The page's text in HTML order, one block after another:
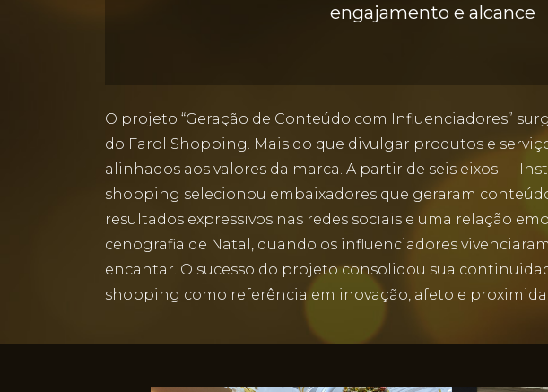
engajamento e alcance
O projeto “Geração de Conteúdo com Influenciadores”
do Farol Shopping. Mais do que divulgar produtos e
alinhados aos valores da marca. A partir de seis eixos —
shopping selecionou embaixadores que geraram
resultados expressivos nas redes sociais e uma relação
cenografia de Natal, quando os influenciadores
encantar. O sucesso do projeto consolidou sua
shopping como referência em inovação, afeto e